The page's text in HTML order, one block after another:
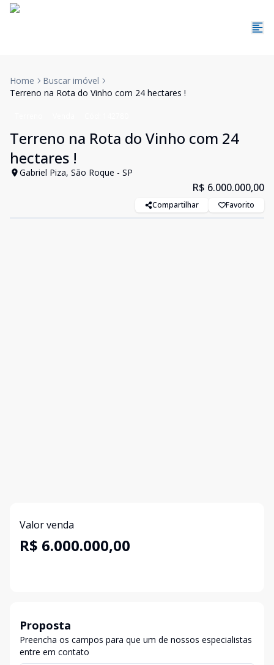
Home
Buscar imóvel
Terreno na Rota do Vinho com 24 hectares !
Terreno na Rota do Vinho com 24
hectares !
Gabriel Piza, São Roque - SP
R$ 6.000.000,00
Compartilhar Favorito
Valor venda
R$ 6.000.000,00
Proposta
Preencha os campos para que um de nossos especialistas
entre em contato